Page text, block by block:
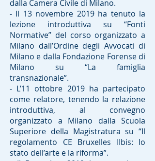
dalla Camera Civile di Milano.
- Il 13 novembre 2019 ha tenuto la
lezione introduttiva su “Fonti
Normative” del corso organizzato a
Milano dall’Ordine degli Avvocati di
Milano e dalla Fondazione Forense di
Milano su “La famiglia
transnazionale”.
- L’11 ottobre 2019 ha partecipato
come relatore, tenendo la relazione
introduttiva, al convegno
organizzato a Milano dalla Scuola
Superiore della Magistratura su “Il
regolamento CE Bruxelles IIbis: lo
stato dell’arte e la riforma”.